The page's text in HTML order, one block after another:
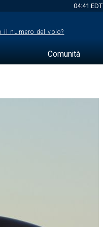
04:41 EDT
il numero del volo?
Comunità